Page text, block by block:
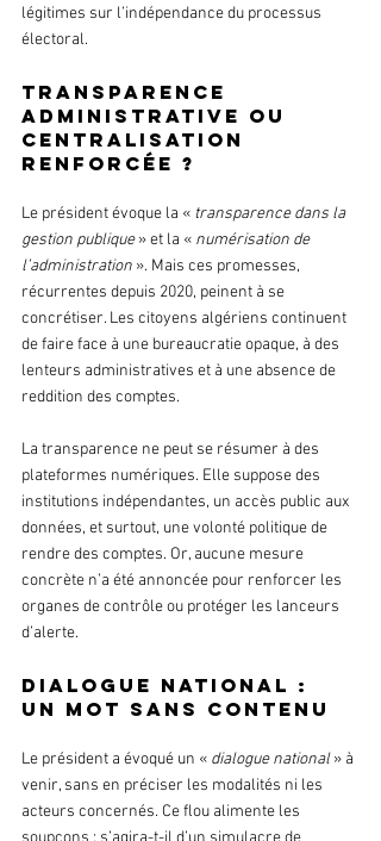
légitimes sur l’indépendance du processus
électoral.
Transparence
administrative ou
centralisation
renforcée ?
Le président évoque la « transparence dans la
gestion publique » et la « numérisation de
l’administration ». Mais ces promesses,
récurrentes depuis 2020, peinent à se
concrétiser. Les citoyens algériens continuent
de faire face à une bureaucratie opaque, à des
lenteurs administratives et à une absence de
reddition des comptes.
La transparence ne peut se résumer à des
plateformes numériques. Elle suppose des
institutions indépendantes, un accès public aux
données, et surtout, une volonté politique de
rendre des comptes. Or, aucune mesure
concrète n’a été annoncée pour renforcer les
organes de contrôle ou protéger les lanceurs
d’alerte.
Dialogue national :
un mot sans contenu
Le président a évoqué un « dialogue national » à
venir, sans en préciser les modalités ni les
acteurs concernés. Ce flou alimente les